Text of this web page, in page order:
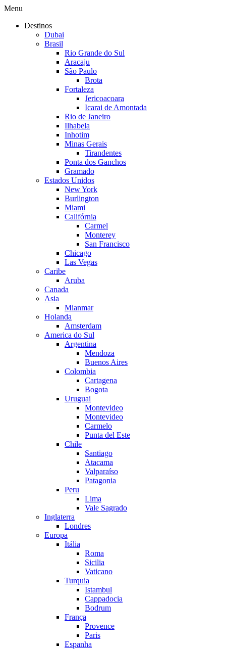
Menu
Destinos
Dubai
Brasil
Rio Grande do Sul
Aracaju
São Paulo
Brota
Fortaleza
Jericoacoara
Icarai de Amontada
Rio de Janeiro
Ilhabela
Inhotim
Minas Gerais
Tirandentes
Ponta dos Ganchos
Gramado
Estados Unidos
New York
Burlington
Miami
Califórnia
Carmel
Monterey
San Francisco
Chicago
Las Vegas
Caribe
Aruba
Canada
Asia
Mianmar
Holanda
Amsterdam
America do Sul
Argentina
Mendoza
Buenos Aires
Colombia
Cartagena
Bogota
Uruguai
Montevideo
Montevideo
Carmelo
Punta del Este
Chile
Santiago
Atacama
Valparaíso
Patagonia
Peru
Lima
Vale Sagrado
Inglaterra
Londres
Europa
Itália
Roma
Sicilia
Vaticano
Turquia
Istambul
Cappadocia
Bodrum
França
Provence
Paris
Espanha